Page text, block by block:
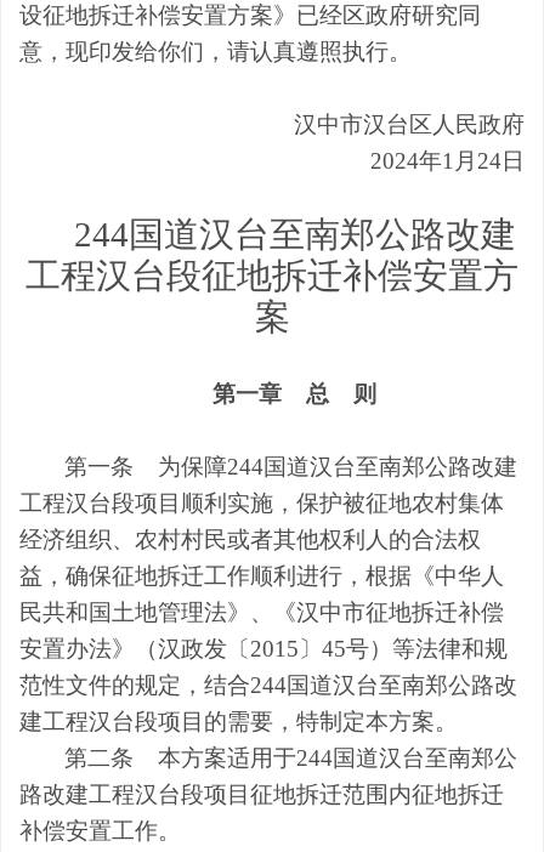
设征地拆迁补偿安置方案》已经区政府研究同
意 ， 现印发给你们 ， 请认真遵照执行。
汉中市汉台区人民政府
2024年1 月 24日
244国道汉台至南郑公路改建
工程汉台段征地拆迁补偿安置方
案
第一章 总 则
第一条 为保障244国道汉台至南郑公路改建
工程汉台段项目顺利实施，保护被征地农村集体
经济组织、农村村民或者其他权利人的合法权
益，确保征地拆迁工作顺利进行，根据《中华人
民共和国土地管理法》、《汉中市征地拆迁补偿
安置办法》（汉政发〔 2015 〕 45号）等法律和规
范性文件的规定，结合244国道汉台至南郑公路改
建工程汉台段项目的需要，特制定本方案。
第二条
本方案适用于244国道汉台至南郑公
路改建工程汉台段项目征地拆迁范围内征地拆迁
补偿安置工作。